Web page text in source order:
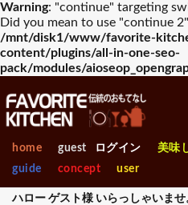
Warning: "continue" targeting
Did you mean to use "continue
/mnt/disk1/www/favorite-
content/plugins/all-in-one-seo-
pack/modules/
home guest ログイン
美味
guide
concept user
ハロー ゲスト様いらっしゃいませ